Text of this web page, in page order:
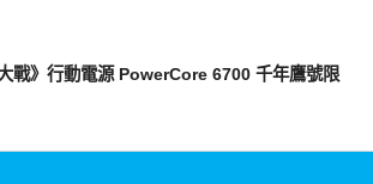
戰》行動電源 PowerCore 6700 千年鷹號限